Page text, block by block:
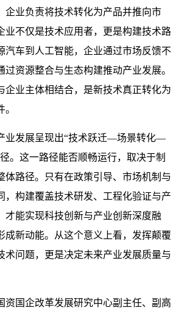
企业负责将技术转化为产品并推向市
业不仅是技术应用者，更是构建技术路
汽车到人工智能，企业通过市场反馈不
过资源整合与生态构建推动产业发展。
企业主体相结合，是新技术真正转化为
业发展呈现出“技术跃迁—场景转化—
。这一路径能否顺畅运行，取决于制
体路径。只有在政策引导、市场机制与
，构建覆盖技术研发、工程化验证与产
才能实现科技创新与产业创新深度融
成新动能。从这个意义上看，发挥颠覆
术问题，更是决定未来产业发展质量与
资国企改革发展研究中心副主任、副高